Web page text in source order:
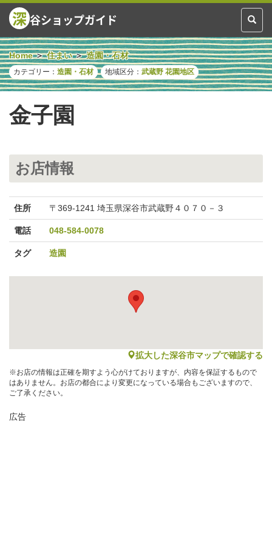
Toggle
深 谷ショップガイド
Home 住まい 造園・石材
カテゴリー： 造園・石材 地域区分： 武蔵野 花園地区
金子園
お店情報
住所 〒369-1241 埼玉県深谷市武蔵野４０７０－３
電話 048-584-0078
タグ 造園
map
拡大した深谷市マップで確認する
※お店の情報は正確を期すよう心がけておりますが、内容を保証するもので
はありません。お店の都合により変更になっている場合もございますので、
ご了承ください。
広告